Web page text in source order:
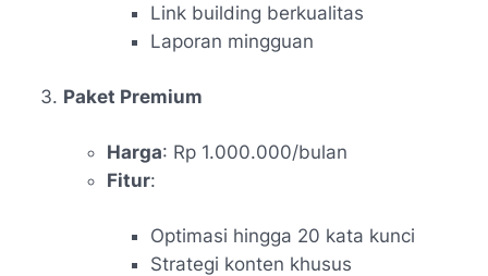
Link building berkualitas
Laporan mingguan
Paket Premium
Harga: Rp 1.000.000/bulan
Fitur:
Optimasi hingga 20 kata kunci
Strategi konten khusus